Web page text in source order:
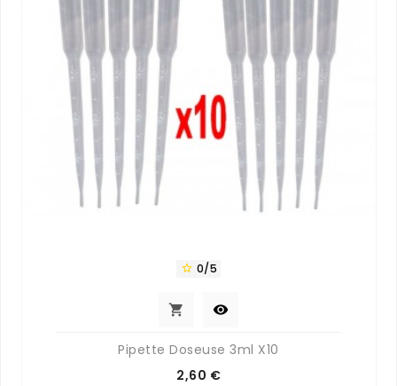
 0/5
 
Pipette Doseuse 3ml X10
Prix
2,60 €